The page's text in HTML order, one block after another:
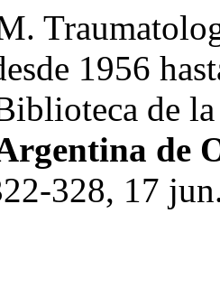
1956
de
de
328, 17